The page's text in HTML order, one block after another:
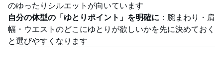
のゆったりシルエットが向いています
自分の体型の「ゆとりポイント」を明確に ：腕まわり・肩
幅・ウエストのどこにゆとりが欲しいかを先に決めておく
と選びやすくなります